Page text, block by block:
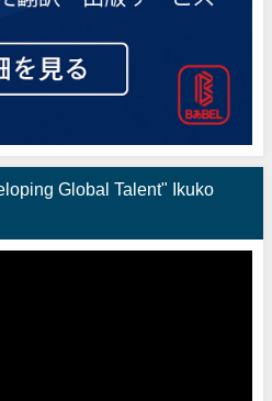
Global Talent" Ikuko